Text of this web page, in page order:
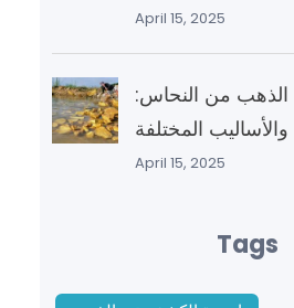
April 15, 2025
من النحاس:
المختلفة
April 15, 2025
Tags